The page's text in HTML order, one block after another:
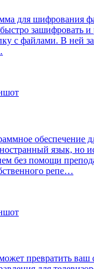
для шифрования
зашифровать и
с файлами. В ней
обеспечение
язык, но
без помощи
репе…
превратить ваш